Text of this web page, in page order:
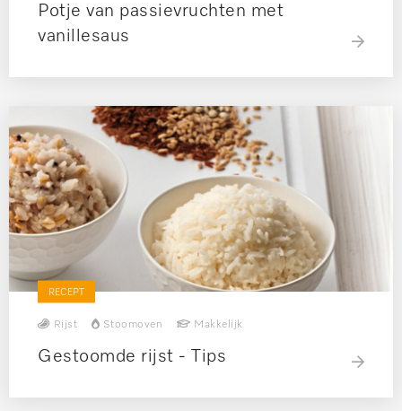
Potje van passievruchten met
vanillesaus
RECEPT
Rijst Stoomoven Makkelijk
Gestoomde rijst - Tips